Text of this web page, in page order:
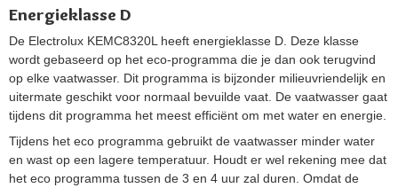
Energieklasse D
De Electrolux KEMC8320L heeft energieklasse D. Deze klasse
wordt gebaseerd op het eco-programma die je dan ook terugvind
op elke vaatwasser. Dit programma is bijzonder milieuvriendelijk en
uitermate geschikt voor normaal bevuilde vaat. De vaatwasser gaat
tijdens dit programma het meest efficiënt om met water en energie.
Tijdens het eco programma gebruikt de vaatwasser minder water
en wast op een lagere temperatuur. Houdt er wel rekening mee dat
het eco programma tussen de 3 en 4 uur zal duren. Omdat de